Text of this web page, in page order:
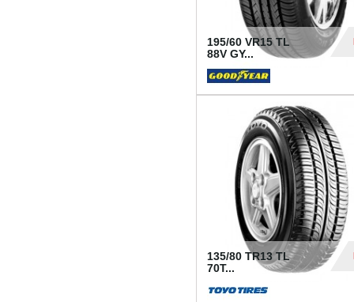
195/60 VR15 TL
88V GY...
135/80 TR13 TL
70T...